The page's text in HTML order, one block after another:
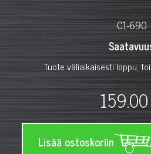
C1-690
Tuote väliaikaisesti loppu,
Lisää ostoskoriin